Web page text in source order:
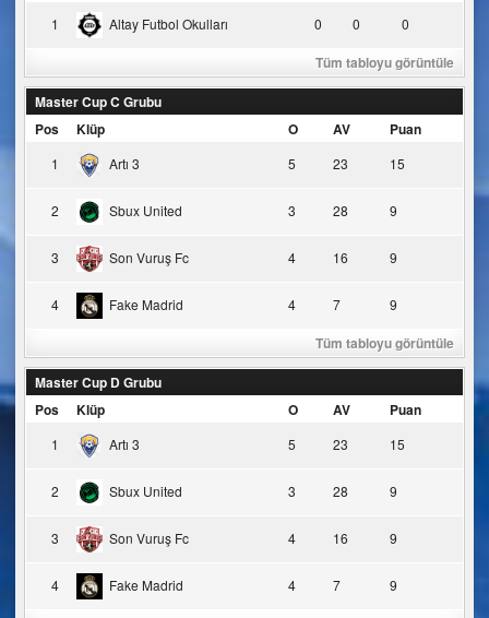
1 Altay Futbol Okulları 0 0 0
Tüm tabloyu görüntüle
Master Cup C Grubu
Pos
Klüp O AV Puan
1 Artı 3 5 23 15
2 Sbux United 3 28 9
3 Son Vuruş Fc 4 16 9
4 Fake Madrid 4 7 9
Tüm tabloyu görüntüle
Master Cup D Grubu
Pos
Klüp O AV Puan
1 Artı 3 5 23 15
2 Sbux United 3 28 9
3 Son Vuruş Fc 4 16 9
4 Fake Madrid 4 7 9